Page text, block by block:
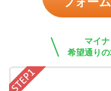
マイ
希望通り